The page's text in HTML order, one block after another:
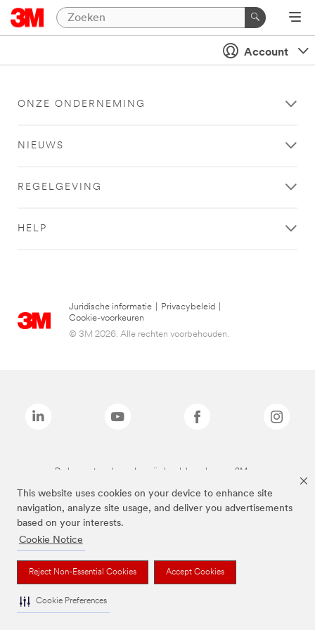
This website uses cookies on your device to enhance site
navigation, analyze site usage, and deliver you advertisements
based on your interests.
Cookie Notice
Reject Non-Essential Cookies Accept Cookies
Cookie Preferences
Account
ONZE ONDERNEMING
NIEUWS
REGELGEVING
HELP
Juridische informatie Privacybeleid
Cookie-voorkeuren
© 3M 2026. Alle rechten voorbehouden.
De bovenstaande merken zijn handelsmerken van 3M.we